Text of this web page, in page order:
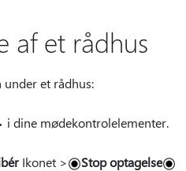
af et rådhus
under et rådhus:
i dine mødekontrolelementer.
Ikonet >
Stop optagelse